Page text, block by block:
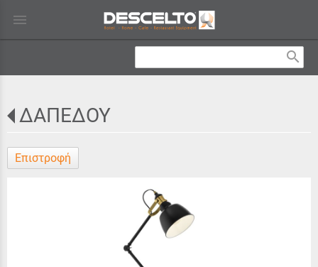
menu
search
ΔΑΠΕΔΟΥ
Επιστροφή